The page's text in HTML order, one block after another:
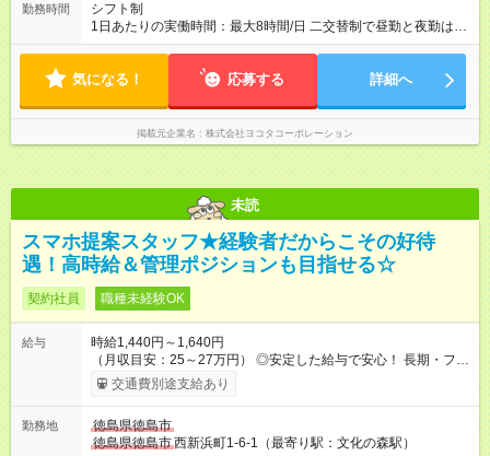
勤務時間
シフト制
1日あたりの実働時間：最大8時間/日 二交替制で昼勤と夜勤は1
週間おきの勤務となります ＜シフト例＞※実働時間に休憩時間
17：00 で実働8時間 夜勤 ⇒ 16：00～01：00、17：00～
気になる！ 応募する 詳細へ
掲載元企業名 株式会社ヨコタコーポレーション
未読
スマホ提案スタッフ★経験者だからこその好待
遇！高時給＆管理ポジションも目指せる☆
契約社員 職種未経験OK
給与
時給1,440円～1,640円
（月収目安：25～27万円） ◎安定した給与で安心！ 長期・フル
タイムで勤務いただける方にお越しいただきたいと思っていま
す。シフトが削られることはないので、安定した給与が入りま
たいという人もいると思います。このあたりは柔軟に対応する
ので、お気軽にご相談ください！ ※2ヶ月の試用期間がありま
交通費別途支給あり
勤務地
徳島県徳島市
徳島県徳島市西新浜町1-6-1（最寄り駅：文化の森駅）